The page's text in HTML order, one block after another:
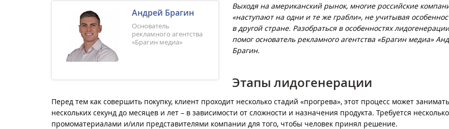
Андрей Брагин
Основатель
рекламного агентства
«Брагин медиа»
Выходя на американский рынок, многие российские
«наступают на одни и те же грабли», не учитывая
в другой стране. Разобраться в особенностях
помог основатель рекламного агентства «Брагин медиа»
Брагин.
Этапы лидогенерации
Перед тем как совершить покупку, клиент проходит несколько стадий «прогрева», этот процесс может
нескольких секунд до месяцев и лет – в зависимости от сложности и назначения продукта. Требуется
промоматериалами и/или представителями компании для того, чтобы человек принял решение.